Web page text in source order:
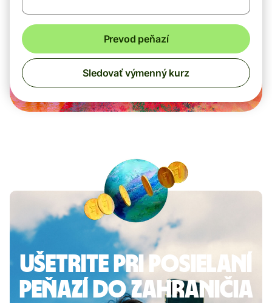
Prevod peňazí
Sledovať výmenný kurz
Ušetrite pri posielaní
peňazí do zahraničia